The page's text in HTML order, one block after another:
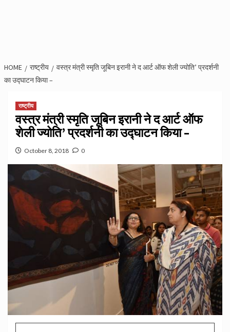
HOME राष्ट्रीय
वस्त्र मंत्री स्मृति जूबिन इरानी ने द आर्ट ऑफ शेली ज्योति’ प्रदर्शनी
का उद्घाटन किया –
राष्ट्रीय
वस्त्र मंत्री स्मृति जूबिन इरानी ने द आर्ट ऑफ
शेली ज्योति’ प्रदर्शनी का उद्घाटन किया –
October 8, 2018 0